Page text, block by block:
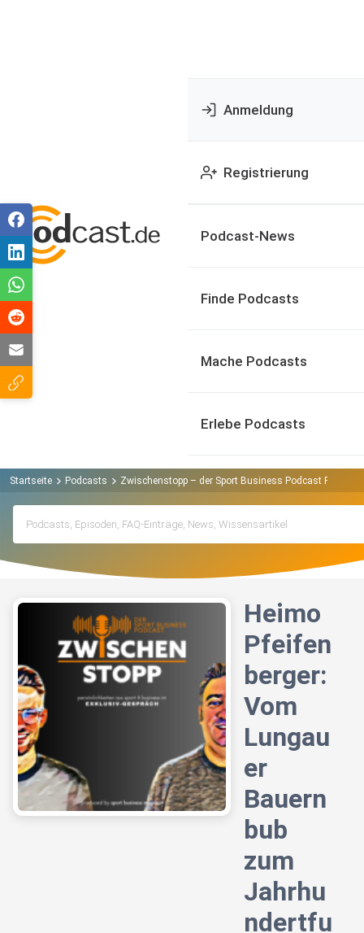
Anmeldung
Registrierung
Podcast-News
Finde Podcasts
Mache Podcasts
Erlebe Podcasts
Startseite Podcasts Zwischenstopp – der Sport Business Podcast Podcast
Heimo
Pfeifen
berger:
Vom
Lungau
er
Bauern
bub
zum
Jahrhu
ndertfu